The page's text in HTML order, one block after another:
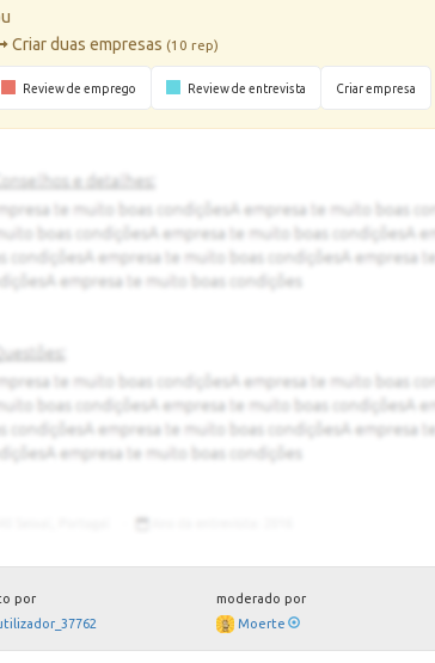
Criar duas empresas(10 rep)
Review de emprego Review de entrevista Criar empresa
por
moderado por
Moerte